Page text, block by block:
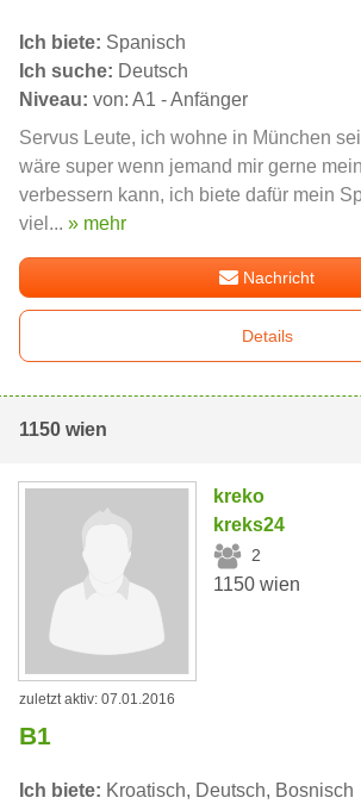
Ich biete: Spanisch
Ich suche: Deutsch
Niveau: von: A1 - Anfänger
Servus Leute, ich wohne in München
wäre super wenn jemand mir gerne
verbessern kann, ich biete dafür mein
viel... » mehr
Nachricht
Details
1150 wien
kreko
kreks24
2
1150 wien
zuletzt aktiv: 07.01.2016
B1
Ich biete: Kroatisch, Deutsch, Bosnisch